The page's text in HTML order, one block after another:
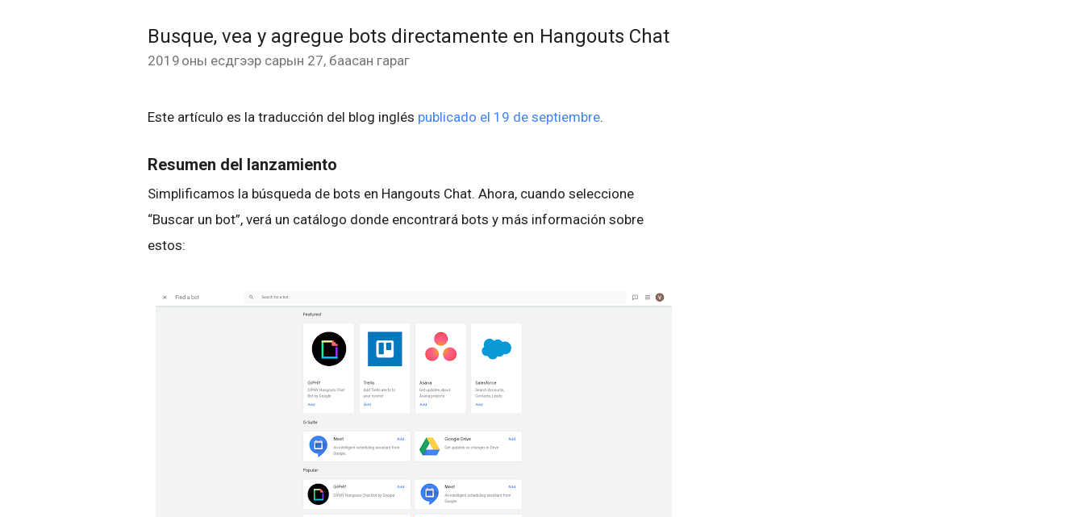
Busque, vea y agregue bots directamente en Hangouts Chat
2019 оны есдүгээр сарын 27, баасан гараг
Este artículo es la traducción del blog inglés publicado el 19 de septiembre.
Resumen del lanzamiento
Simplificamos la búsqueda de bots en Hangouts Chat. Ahora, cuando seleccione
“Buscar un bot”, verá un catálogo donde encontrará bots y más información sobre
estos: